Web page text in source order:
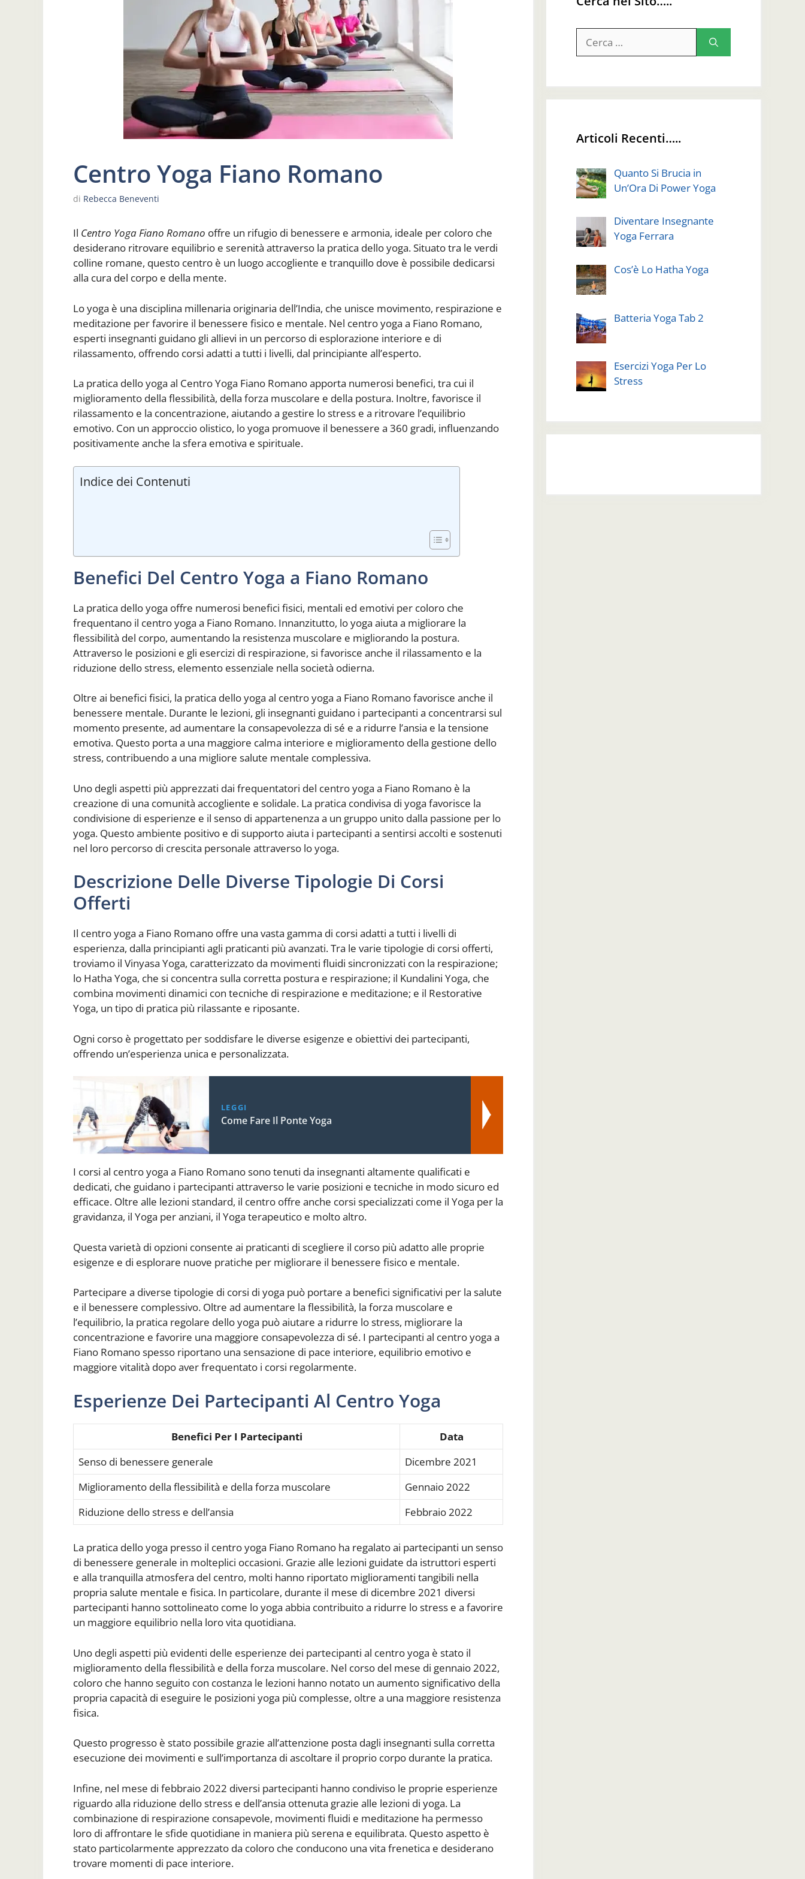
Centro Yoga Fiano Romano
di Rebecca Beneventi
Il Centro Yoga Fiano Romano offre un rifugio di benessere e armonia, ideale per coloro che
desiderano ritrovare equilibrio e serenità attraverso la pratica dello yoga. Situato tra le verdi
colline romane, questo centro è un luogo accogliente e tranquillo dove è possibile dedicarsi
alla cura del corpo e della mente.
Lo yoga è una disciplina millenaria originaria dell’India, che unisce movimento, respirazione e
meditazione per favorire il benessere fisico e mentale. Nel centro yoga a Fiano Romano,
esperti insegnanti guidano gli allievi in un percorso di esplorazione interiore e di
rilassamento, offrendo corsi adatti a tutti i livelli, dal principiante all’esperto.
La pratica dello yoga al Centro Yoga Fiano Romano apporta numerosi benefici, tra cui il
miglioramento della flessibilità, della forza muscolare e della postura. Inoltre, favorisce il
rilassamento e la concentrazione, aiutando a gestire lo stress e a ritrovare l’equilibrio
emotivo. Con un approccio olistico, lo yoga promuove il benessere a 360 gradi, influenzando
positivamente anche la sfera emotiva e spirituale.
Indice dei Contenuti
Benefici Del Centro Yoga a Fiano Romano
La pratica dello yoga offre numerosi benefici fisici, mentali ed emotivi per coloro che
frequentano il centro yoga a Fiano Romano. Innanzitutto, lo yoga aiuta a migliorare la
flessibilità del corpo, aumentando la resistenza muscolare e migliorando la postura.
Attraverso le posizioni e gli esercizi di respirazione, si favorisce anche il rilassamento e la
riduzione dello stress, elemento essenziale nella società odierna.
Oltre ai benefici fisici, la pratica dello yoga al centro yoga a Fiano Romano favorisce anche il
benessere mentale. Durante le lezioni, gli insegnanti guidano i partecipanti a concentrarsi sul
momento presente, ad aumentare la consapevolezza di sé e a ridurre l’ansia e la tensione
emotiva. Questo porta a una maggiore calma interiore e miglioramento della gestione dello
stress, contribuendo a una migliore salute mentale complessiva.
Uno degli aspetti più apprezzati dai frequentatori del centro yoga a Fiano Romano è la
creazione di una comunità accogliente e solidale. La pratica condivisa di yoga favorisce la
condivisione di esperienze e il senso di appartenenza a un gruppo unito dalla passione per lo
yoga. Questo ambiente positivo e di supporto aiuta i partecipanti a sentirsi accolti e sostenuti
nel loro percorso di crescita personale attraverso lo yoga.
Descrizione Delle Diverse Tipologie Di Corsi
Offerti
Il centro yoga a Fiano Romano offre una vasta gamma di corsi adatti a tutti i livelli di
esperienza, dalla principianti agli praticanti più avanzati. Tra le varie tipologie di corsi offerti,
troviamo il Vinyasa Yoga, caratterizzato da movimenti fluidi sincronizzati con la respirazione;
lo Hatha Yoga, che si concentra sulla corretta postura e respirazione; il Kundalini Yoga, che
combina movimenti dinamici con tecniche di respirazione e meditazione; e il Restorative
Yoga, un tipo di pratica più rilassante e riposante.
Ogni corso è progettato per soddisfare le diverse esigenze e obiettivi dei partecipanti,
offrendo un’esperienza unica e personalizzata.
LEGGI
Come Fare Il Ponte Yoga
I corsi al centro yoga a Fiano Romano sono tenuti da insegnanti altamente qualificati e
dedicati, che guidano i partecipanti attraverso le varie posizioni e tecniche in modo sicuro ed
efficace. Oltre alle lezioni standard, il centro offre anche corsi specializzati come il Yoga per la
gravidanza, il Yoga per anziani, il Yoga terapeutico e molto altro.
Questa varietà di opzioni consente ai praticanti di scegliere il corso più adatto alle proprie
esigenze e di esplorare nuove pratiche per migliorare il benessere fisico e mentale.
Partecipare a diverse tipologie di corsi di yoga può portare a benefici significativi per la salute
e il benessere complessivo. Oltre ad aumentare la flessibilità, la forza muscolare e
l’equilibrio, la pratica regolare dello yoga può aiutare a ridurre lo stress, migliorare la
concentrazione e favorire una maggiore consapevolezza di sé. I partecipanti al centro yoga a
Fiano Romano spesso riportano una sensazione di pace interiore, equilibrio emotivo e
maggiore vitalità dopo aver frequentato i corsi regolarmente.
Esperienze Dei Partecipanti Al Centro Yoga
Benefici Per I Partecipanti
Data
Senso di benessere generale
Dicembre 2021
Miglioramento della flessibilità e della forza muscolare
Gennaio 2022
Riduzione dello stress e dell’ansia
Febbraio 2022
La pratica dello yoga presso il centro yoga Fiano Romano ha regalato ai partecipanti un senso
di benessere generale in molteplici occasioni. Grazie alle lezioni guidate da istruttori esperti
e alla tranquilla atmosfera del centro, molti hanno riportato miglioramenti tangibili nella
propria salute mentale e fisica. In particolare, durante il mese di dicembre 2021 diversi
partecipanti hanno sottolineato come lo yoga abbia contribuito a ridurre lo stress e a favorire
un maggiore equilibrio nella loro vita quotidiana.
Uno degli aspetti più evidenti delle esperienze dei partecipanti al centro yoga è stato il
miglioramento della flessibilità e della forza muscolare. Nel corso del mese di gennaio 2022,
coloro che hanno seguito con costanza le lezioni hanno notato un aumento significativo della
propria capacità di eseguire le posizioni yoga più complesse, oltre a una maggiore resistenza
fisica.
Questo progresso è stato possibile grazie all’attenzione posta dagli insegnanti sulla corretta
esecuzione dei movimenti e sull’importanza di ascoltare il proprio corpo durante la pratica.
Infine, nel mese di febbraio 2022 diversi partecipanti hanno condiviso le proprie esperienze
riguardo alla riduzione dello stress e dell’ansia ottenuta grazie alle lezioni di yoga. La
combinazione di respirazione consapevole, movimenti fluidi e meditazione ha permesso
loro di affrontare le sfide quotidiane in maniera più serena e equilibrata. Questo aspetto è
stato particolarmente apprezzato da coloro che conducono una vita frenetica e desiderano
trovare momenti di pace interiore.
per:
Articoli Recenti…..
Quanto Si Brucia in
Un’Ora Di Power Yoga
Diventare Insegnante
Yoga Ferrara
Cos’è Lo Hatha Yoga
Batteria Yoga Tab 2
Esercizi Yoga Per Lo
Stress